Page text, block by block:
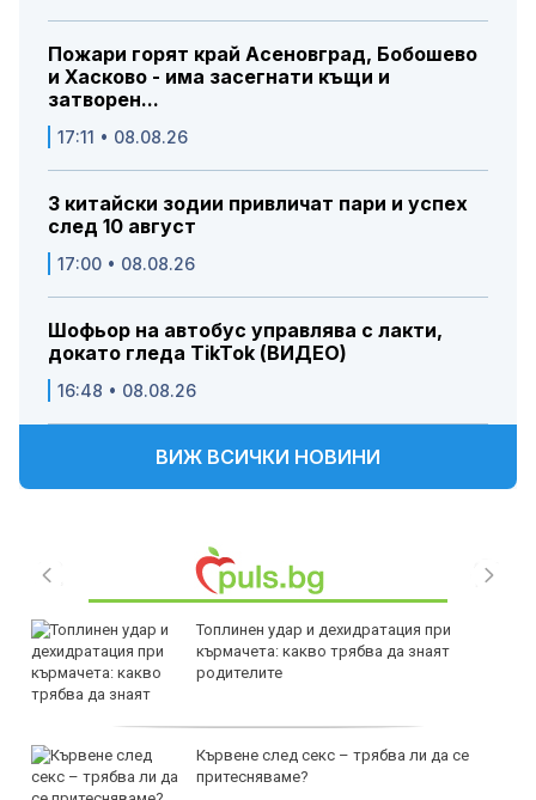
Пожари горят край Асеновград, Бобошево
и Хасково - има засегнати къщи и
затворен...
17:11 • 08.08.26
3 китайски зодии привличат пари и успех
след 10 август
17:00 • 08.08.26
Шофьор на автобус управлява с лакти,
докато гледа TikTok (ВИДЕО)
16:48 • 08.08.26
ВИЖ ВСИЧКИ НОВИНИ
Топлинен удар и дехидратация при
кърмачета: какво трябва да знаят
родителите
Кървене след секс – трябва ли да се
притесняваме?